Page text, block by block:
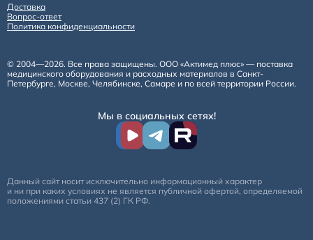
Доставка
Вопрос-ответ
Политика конфиденциальности
© 2004—2026. Все права защищены. ООО «Актимед плюс» — поставка
медицинского оборудования и расходных материалов в Санкт-
Петербурге, Москве, Челябинске, Самаре и по всей территории России.
Мы в социальных сетях!
Данный сайт носит исключительно информационный характер
и ни при каких условиях не является публичной офертой, определяемой
положениями статьи 437 (2) ГК РФ.